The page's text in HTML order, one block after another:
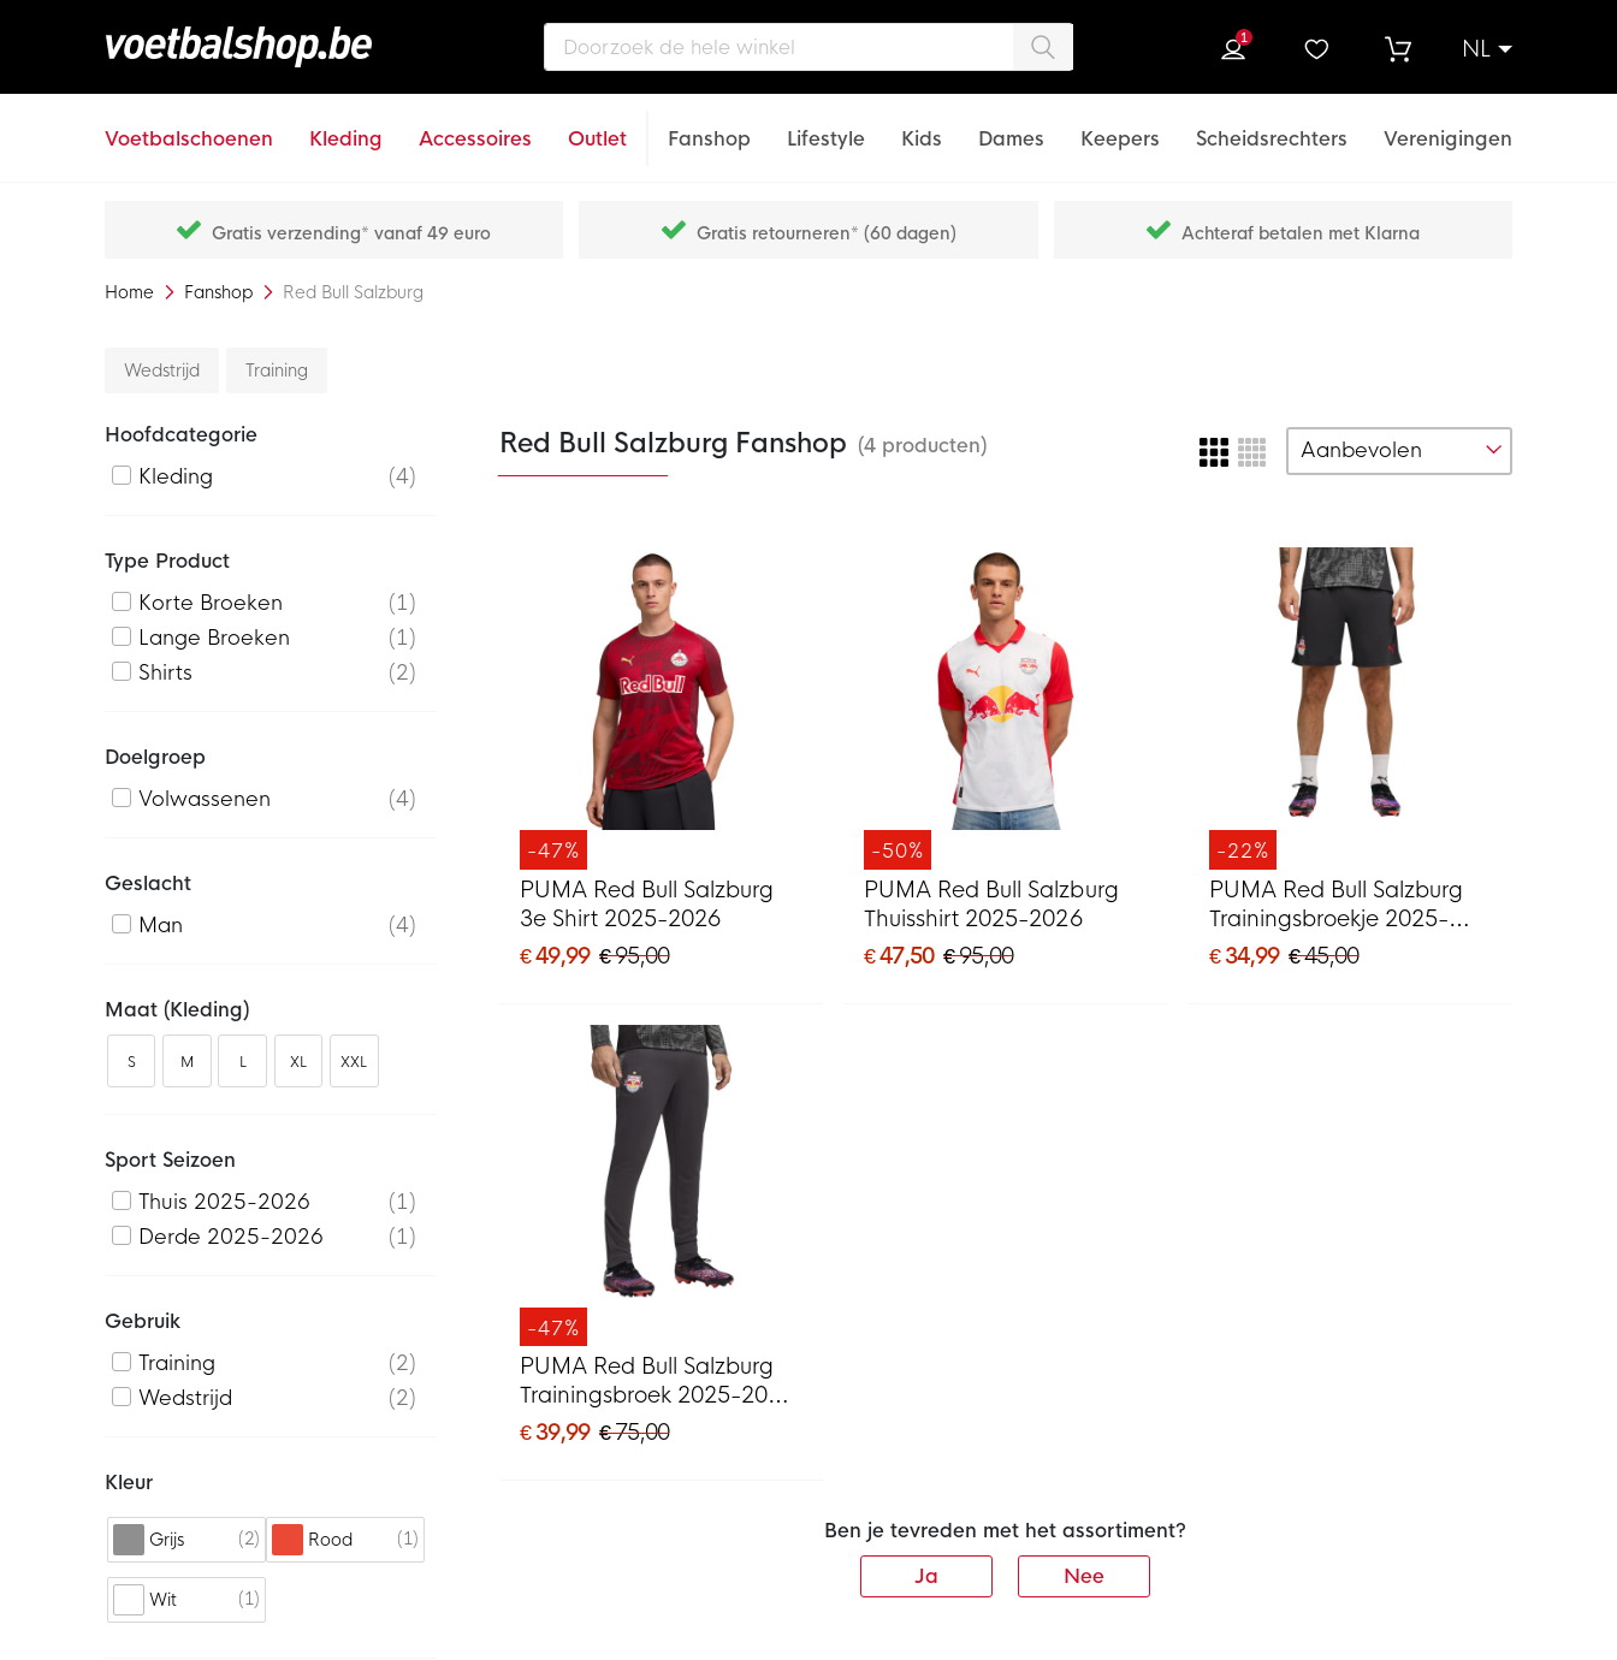
NL
1
Voetbalschoenen Kleding Accessoires Outlet Fanshop Lifestyle Kids Dames Keepers Scheidsrechters Verenigingen
Gratis verzending* vanaf 49 euro Gratis retourneren* (60 dagen) Achteraf betalen met Klarna
Home Fanshop Red Bull Salzburg
Wedstrijd Training
Red Bull Salzburg Fanshop (4 producten)
-47%
PUMA Red Bull Salzburg
3e Shirt 2025-2026
€ 49,99 € 95,00
-50%
PUMA Red Bull Salzburg
Thuisshirt 2025-2026
€ 47,50 € 95,00
-22%
PUMA Red Bull Salzburg
Trainingsbroekje 2025-
2026 Donkergrijs Zwart
€ 34,99 € 45,00
-47%
PUMA Red Bull Salzburg
Trainingsbroek 2025-2026
Donkergrijs Zwart Rood
€ 39,99 € 75,00
Ben je tevreden met het assortiment?
Ja
Nee
Hoofdcategorie
Kleding
4
Type Product
Korte Broeken
1
Lange Broeken
1
Shirts
2
Doelgroep
Volwassenen
4
Geslacht
Man
4
Maat (kleding)
S M L XL XXL
Sport Seizoen
Thuis 2025-2026
1
Derde 2025-2026
1
Gebruik
Training
2
Wedstrijd
2
Kleur
Grijs 2 Rood 1
Wit 1